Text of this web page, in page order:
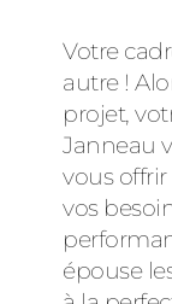
Votre
autre !
projet,
Janneau
vous
vos
épouse